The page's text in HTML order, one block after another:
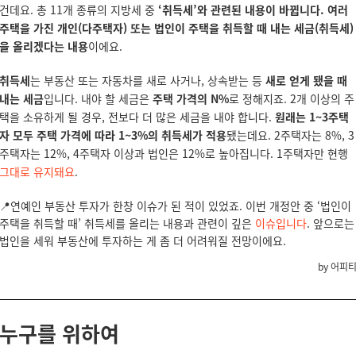
건데요. 총 11개 종류의 지방세 중 ‘취득세’와 관련된 내용이 바뀝니다. 여러
주택을 가진 개인(다주택자) 또는 법인이 주택을 취득할 때 내는 세금(취득세)
을 올리겠다는 내용이에요.
취득세는 부동산 또는 자동차를 새로 사거나, 상속받는 등 새로 얻게 됐을 때
내는 세금입니다. 내야 할 세금은 주택 가격의 N%로 정해지죠. 2개 이상의 주
택을 소유하게 될 경우, 전보다 더 많은 세금을 내야 합니다. 원래는 1~3주택
자 모두 주택 가격에 따라 1~3%의 취득세가 적용됐는데요. 2주택자는 8%, 3
주택자는 12%, 4주택자 이상과 법인은 12%로 높아집니다. 1주택자만 현행
그대로 유지돼요.
📍연예인 부동산 투자가 한창 이슈가 된 적이 있었죠. 이번 개정안 중 ‘법인이
주택을 취득할 때’ 취득세를 올리는 내용과 관련이 깊은 이슈입니다. 앞으로는
법인을 세워 부동산에 투자하는 게 좀 더 어려워질 전망이에요.
by 어피티
누구를 위하여